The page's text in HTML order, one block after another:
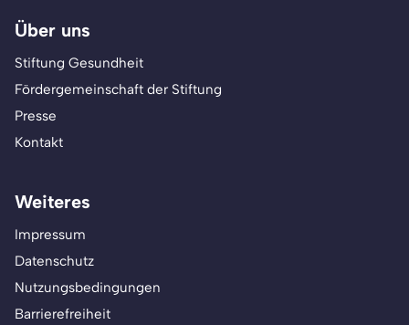
Über uns
Stiftung Gesundheit
Fördergemeinschaft der Stiftung
Presse
Kontakt
Weiteres
Impressum
Datenschutz
Nutzungsbedingungen
Barrierefreiheit